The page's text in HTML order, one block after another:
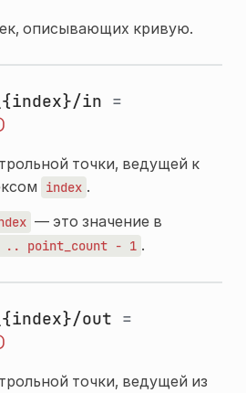
описывающих кривую.
in =
точки, ведущей к
index .
— это значение в
.. point_count - 1 .
out =
точки, ведущей из